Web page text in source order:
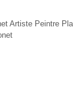
Artiste Peintre